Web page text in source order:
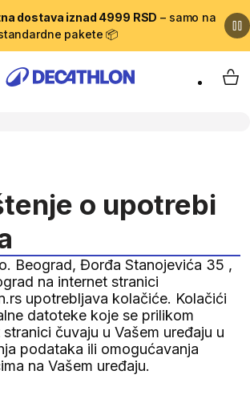
dostava iznad 4999 RSD – samo na
pakete 📦
My
o upotrebi
Beograd, Đorđa Stanojevića 35 ,
na internet stranici
upotrebljava kolačiće. Kolačići
datoteke koje se prilikom
čuvaju u Vašem uređaju u
podataka ili omogućavanja
na Vašem uređaju.